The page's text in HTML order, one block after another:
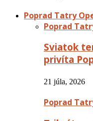
Poprad Tatry
Poprad
Sviatok
privíta
21 júla, 2026
Poprad